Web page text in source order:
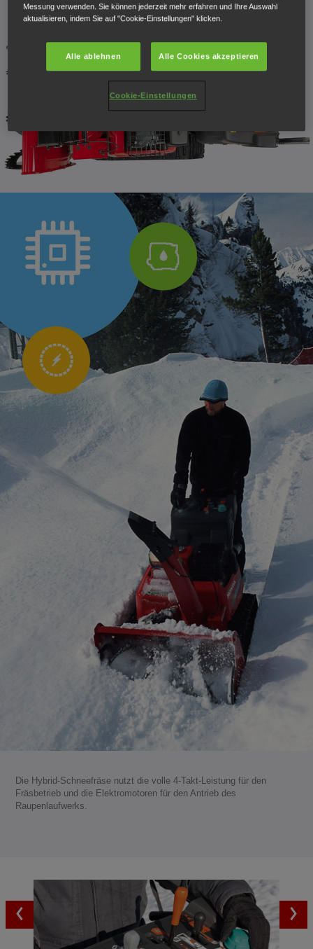
Die Hybrid-Schneefräse nutzt die volle 4-Takt-Leistung für den
Fräsbetrieb und die Elektromotoren für den Antrieb des
Raupenlaufwerks.
Messung verwenden. Sie können jederzeit mehr erfahren und Ihre Auswahl
aktualisieren, indem Sie auf "Cookie-Einstellungen" klicken.
Alle ablehnen Alle Cookies akzeptieren
Cookie-Einstellungen